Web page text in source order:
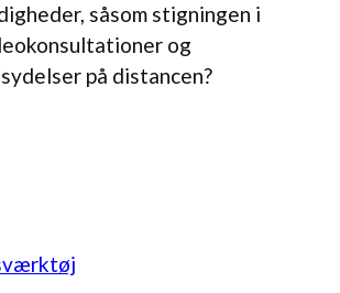
såsom stigningen i
og
på distancen?